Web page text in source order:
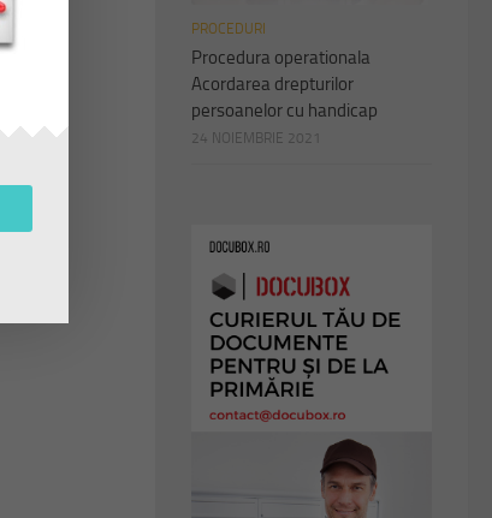
PROCEDURI
Procedura operationala
Acordarea drepturilor
persoanelor cu handicap
24 NOIEMBRIE 2021